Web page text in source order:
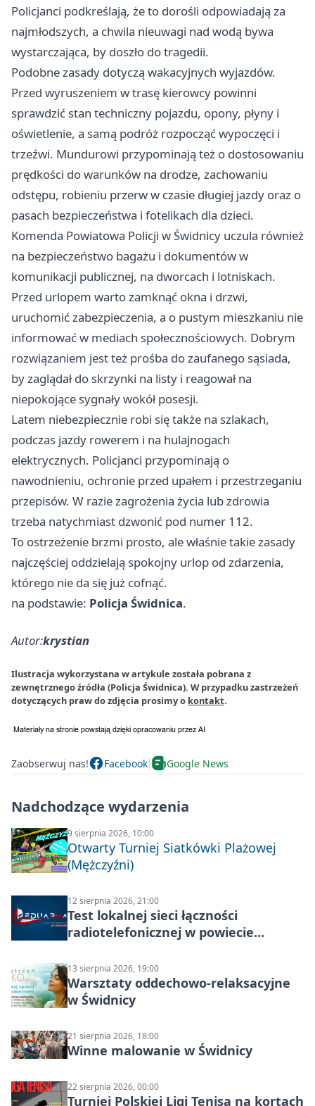
Policjanci podkreślają, że to dorośli odpowiadają za
najmłodszych, a chwila nieuwagi nad wodą bywa
wystarczająca, by doszło do tragedii.
Podobne zasady dotyczą wakacyjnych wyjazdów.
Przed wyruszeniem w trasę kierowcy powinni
sprawdzić stan techniczny pojazdu, opony, płyny i
oświetlenie, a samą podróż rozpocząć wypoczęci i
trzeźwi. Mundurowi przypominają też o dostosowaniu
prędkości do warunków na drodze, zachowaniu
odstępu, robieniu przerw w czasie długiej jazdy oraz o
pasach bezpieczeństwa i fotelikach dla dzieci.
Komenda Powiatowa Policji w Świdnicy uczula również
na bezpieczeństwo bagażu i dokumentów w
komunikacji publicznej, na dworcach i lotniskach.
Przed urlopem warto zamknąć okna i drzwi,
uruchomić zabezpieczenia, a o pustym mieszkaniu nie
informować w mediach społecznościowych. Dobrym
rozwiązaniem jest też prośba do zaufanego sąsiada,
by zaglądał do skrzynki na listy i reagował na
niepokojące sygnały wokół posesji.
Latem niebezpiecznie robi się także na szlakach,
podczas jazdy rowerem i na hulajnogach
elektrycznych. Policjanci przypominają o
nawodnieniu, ochronie przed upałem i przestrzeganiu
przepisów. W razie zagrożenia życia lub zdrowia
trzeba natychmiast dzwonić pod numer 112.
To ostrzeżenie brzmi prosto, ale właśnie takie zasady
najczęściej oddzielają spokojny urlop od zdarzenia,
którego nie da się już cofnąć.
na podstawie: Policja Świdnica.
Autor:krystian
Ilustracja wykorzystana w artykule została pobrana z
zewnętrznego źródła (Policja Świdnica). W przypadku zastrzeżeń
dotyczących praw do zdjęcia prosimy o kontakt.
Zaobserwuj nas! Facebook Google News
Nadchodzące wydarzenia
9 sierpnia 2026, 10:00
Otwarty Turniej Siatkówki Plażowej
(Mężczyźni)
12 sierpnia 2026, 21:00
Test lokalnej sieci łączności
radiotelefonicznej w powiecie
13 sierpnia 2026, 19:00
Warsztaty oddechowo-relaksacyjne
w Świdnicy
21 sierpnia 2026, 18:00
Winne malowanie w Świdnicy
22 sierpnia 2026, 00:00
Turniej Polskiej Ligi Tenisa na kortach